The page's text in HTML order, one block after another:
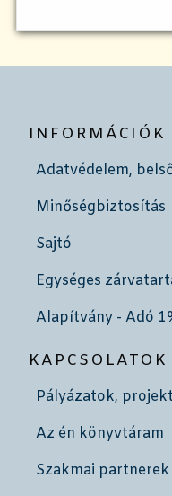
INFORMÁCIÓK
Adatvédelem,
Minőségbiztosítás
Sajtó
Egységes
Alapítvány - Adó
KAPCSOLATOK
Pályázatok,
Az én könyvtáram
Szakmai partnerek